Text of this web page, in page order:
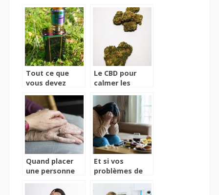
méthode
utiliser ?
prendre des
médicaments
Tout ce que
vous devez
liquides
Le CBD pour
calmer les
Parkinson
Quand placer
une personne
maladie de
Et si vos
problèmes de
venaient de